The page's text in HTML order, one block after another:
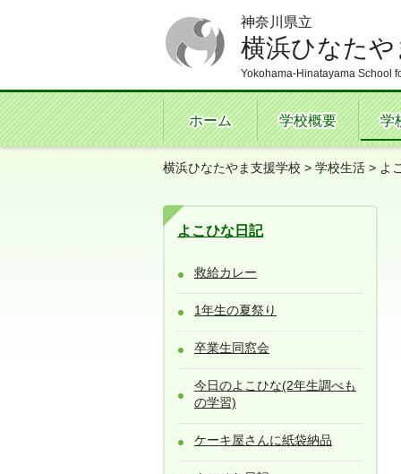
神奈川県立
横浜ひなた
Yokohama-Hinatayama School
ホーム 学校概要 学
横浜ひなたやま支援学校 > 学校生活 > よ
よこひな日記
救給カレー
1年生の夏祭り
卒業生同窓会
今日のよこひな(2年生調べも
の学習)
ケーキ屋さんに紙袋納品